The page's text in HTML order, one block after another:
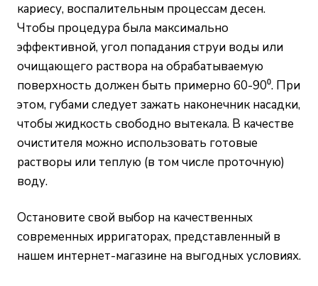
кариесу, воспалительным процессам десен.
Чтобы процедура была максимально
эффективной, угол попадания струи воды или
очищающего раствора на обрабатываемую
поверхность должен быть примерно 60-90⁰. При
этом, губами следует зажать наконечник насадки,
чтобы жидкость свободно вытекала. В качестве
очистителя можно использовать готовые
растворы или теплую (в том числе проточную)
воду.
Остановите свой выбор на качественных
современных ирригаторах, представленный в
нашем интернет-магазине на выгодных условиях.